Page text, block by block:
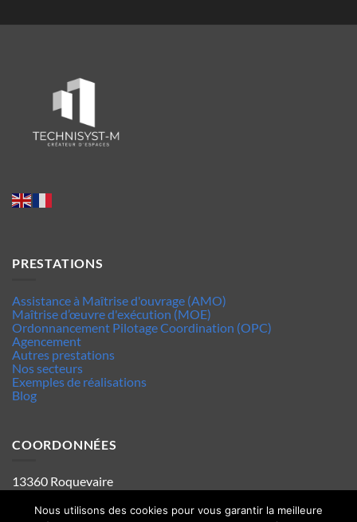
PRESTATIONS
Assistance à Maîtrise d'ouvrage (AMO)
Maîtrise d’œuvre d'exécution (MOE)
Ordonnancement Pilotage Coordination (OPC)
Agencement
Autres prestations
Nos secteurs
Exemples de réalisations
Blog
COORDONNÉES
13360 Roquevaire
Tel : 06.63.70.62.44
Mentions legales
Nous utilisons des cookies pour vous garantir la meilleure